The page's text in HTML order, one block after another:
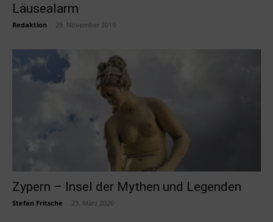
Läusealarm
Redaktion 29. November 2019
Zypern – Insel der Mythen und Legenden
Stefan Fritsche 23. März 2020